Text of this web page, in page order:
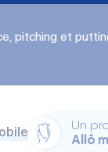
pitching et
Un
Allô